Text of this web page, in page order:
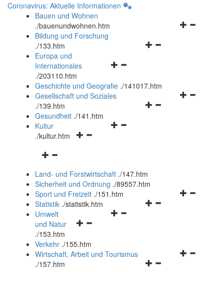
Coronavirus: Aktuelle Informationen
Bauen und Wohnen
./bauenundwohnen.htm
Navigationsmenü
Bildung und Forschung
./133.htm
Navigationsmenü
und
schließen
Europa und
Internationales
./203110.htm
Geschichte und Geografie ./141017.htm
Navigationsmenü
Gesellschaft und Soziales
./139.htm
Navigationsmenü
Gesundheit ./141.htm
Navigationsmenü
Kultur
./kultur.htm
Navigationsmenü
und
schließen
Land- und Forstwirtschaft ./147.htm
Sicherheit und Ordnung ./89557.htm
Navigationsmenü
Sport und Freizeit ./151.htm
Navigationsmenü
Statistik ./statistik.htm
Navigationsmenü
und
schließen
Umwelt
und Natur
./153.htm
Verkehr ./155.htm
Navigationsmenü
Wirtschaft, Arbeit und Tourismus
./157.htm